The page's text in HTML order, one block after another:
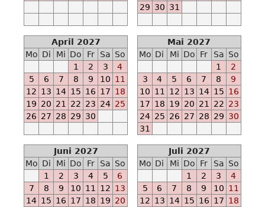
2021-
2021-
09-
19
29 30 31
April 2027
Mo Di Mi Do Fr Sa So
1
2 3
4
5
6 7 8 9 10 11
12 13 14 15 16 17 18
19 20 21 22 23 24 25
26 27 28 29 30
Mai 2027
Mo Di Mi Do Fr Sa So
1
2
3
4 5 6 7 8
9
10 11 12 13 14 15 16
17 18 19 20 21 22 23
24 25 26 27 28 29 30
31
Juni 2027
Mo Di Mi Do Fr Sa So
1
2 3 4 5
6
7
8 9 10 11 12 13
14 15 16 17 18 19 20
Juli 2027
Mo Di Mi Do Fr Sa So
1
2 3
4
5
6 7 8 9 10 11
12 13 14 15 16 17 18